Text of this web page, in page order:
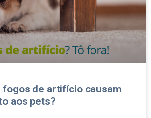
fogos de artifício causam
aos pets?